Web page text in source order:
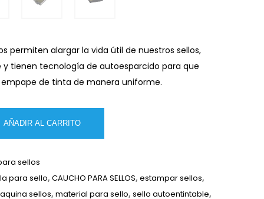
permiten alargar la vida útil de nuestros sellos,
y tienen tecnología de autoesparcido para que
de tinta de manera uniforme.
AÑADIR AL CARRITO
sellos
para sello, CAUCHO PARA SELLOS, estampar sellos,
sellos, material para sello, sello autoentintable,